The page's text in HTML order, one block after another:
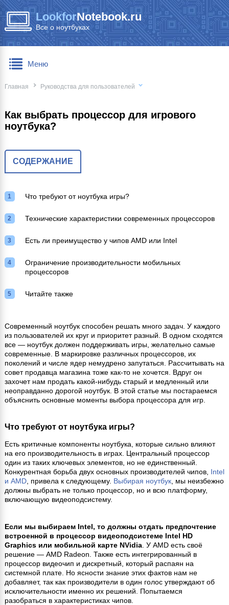
LookforNotebook.ru
Все о ноутбуках
Главная Руководства для пользователей
Как выбрать процессор для игрового
ноутбука?
СОДЕРЖАНИЕ
Что требуют от ноутбука игры?
Технические характеристики современных процессоров
Есть ли преимущество у чипов AMD или Intel
Ограничение производительности мобильных
процессоров
Читайте также
Современный ноутбук способен решать много задач. У каждого
из пользователей их круг и приоритет разный. В одном сходятся
все — ноутбук должен поддерживать игры, желательно самые
современные. В маркировке различных процессоров, их
поколений и числе ядер немудрено запутаться. Рассчитывать на
совет продавца магазина тоже как-то не хочется. Вдруг он
захочет нам продать какой-нибудь старый и медленный или
неоправданно дорогой ноутбук. В этой статье мы постараемся
объяснить основные моменты выбора процессора для игр.
Что требуют от ноутбука игры?
Есть критичные компоненты ноутбука, которые сильно влияют
на его производительность в играх. Центральный процессор
один из таких ключевых элементов, но не единственный.
Конкурентная борьба двух основных производителей чипов, Intel
и AMD, привела к следующему. Выбирая ноутбук, мы неизбежно
должны выбрать не только процессор, но и всю платформу,
включающую видеоподсистему.
Если мы выбираем Intel, то должны отдать предпочтение
встроенной в процессор видеоподсистеме Intel HD
Graphics или мобильной карте NVidia. У AMD есть своё
решение — AMD Radeon. Также есть интегрированный в
процессор видеочип и дискретный, который распаян на
системной плате. Но ясности знание этих фактов нам не
добавляет, так как производители в один голос утверждают об
исключительности именно их решений. Попытаемся
разобраться в характеристиках чипов.
Меню